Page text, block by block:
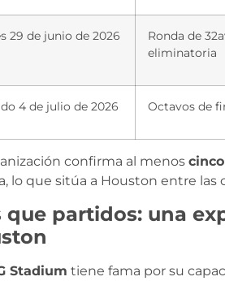
29 de junio de 2026
Ronda de
eliminatoria
4 de julio de 2026 Octavos de
confirma al menos cinco
lo que sitúa a Houston entre las
que partidos: una
Stadium tiene fama por su